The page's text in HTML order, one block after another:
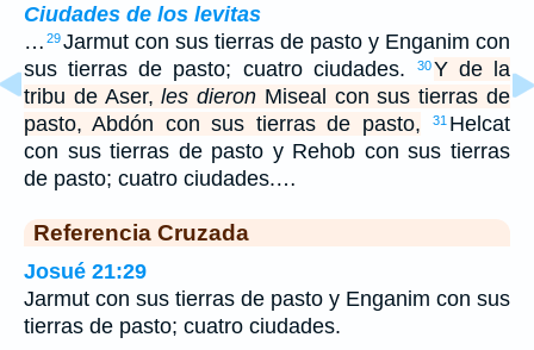
Ciudades de los levitas
… 29Jarmut con sus tierras de pasto y Enganim con
sus tierras de pasto; cuatro ciudades.
30Y de la
tribu de Aser,les dieron Miseal con sus tierras de
pasto, Abdón con sus tierras de pasto,
31 Helcat
con sus tierras de pasto y Rehob con sus tierras
de pasto; cuatro ciudades.…
Referencia Cruzada
Josué 21:29
Jarmut con sus tierras de pasto y Enganim con sus
tierras de pasto; cuatro ciudades.